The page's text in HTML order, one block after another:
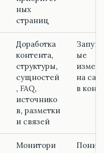
ных
страниц
Доработка
контента,
структуры,
сущностей
, FAQ,
источнико
в, разметки
и связей
ые
на
в
Монитори